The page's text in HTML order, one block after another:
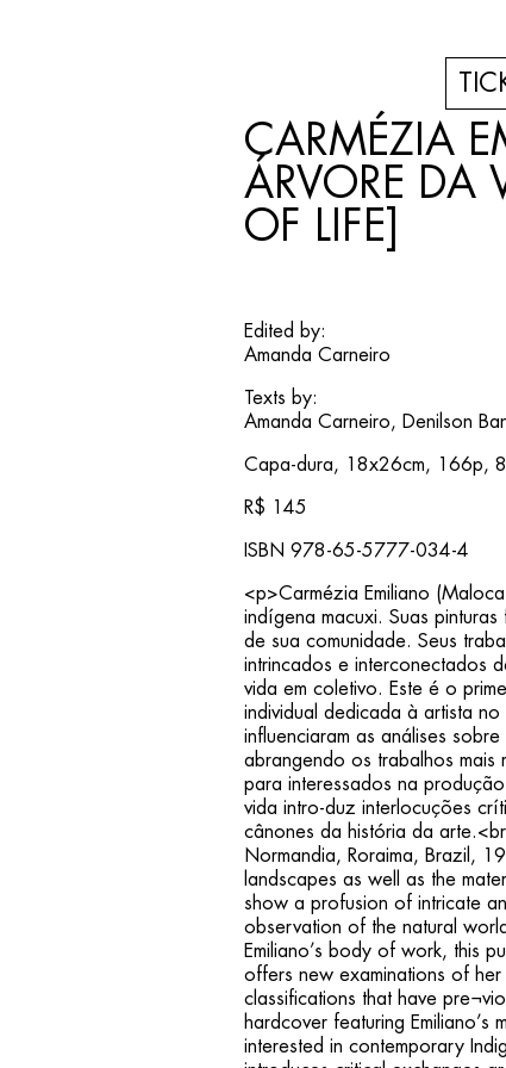
CARMÉZIA
ÁRVORE DA
OF LIFE]
Edited by:
Amanda Carneiro
Texts by:
Amanda Carneiro, Denilson
Capa-dura, 18x26cm, 166p,
R$ 145
ISBN 978-65-5777-034-4
<p>Carmézia Emiliano
indígena macuxi. Suas
de sua comunidade. Seus
intrincados e interconectados
vida em coletivo. Este é o
in­dividual dedicada à artista
influenciaram as análises
abrangendo os trabalhos mais
para interessados na
vida intro-duz interlocuções
cânones da história da
Normandia, Roraima, Brazil,
landscapes as well as the
show a profusion of intricate
observation of the natural
Emiliano’s body of work, this
offers new examinations of
classifications that have
hardcover featuring
interested in contemporary